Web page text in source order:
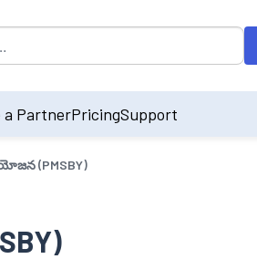
on accessing the input field. On
a PartnerPricingSupport
(PMSBY)